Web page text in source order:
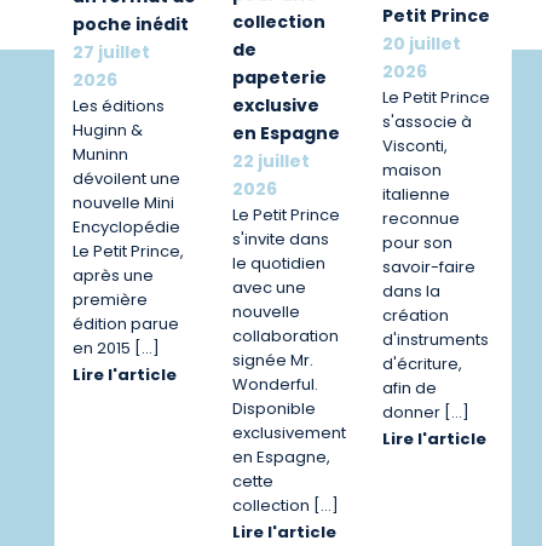
poche inédit
27 juillet
2026
Les éditions
Huginn &
Muninn
dévoilent une
nouvelle Mini
Encyclopédie
Le Petit Prince,
après une
première
édition parue
en 2015 […]
Lire l'article
collection
de
papeterie
exclusive
en Espagne
22 juillet
2026
Le Petit Prince
s'invite dans
le quotidien
avec une
nouvelle
collaboration
signée Mr.
Wonderful.
Disponible
exclusivement
en Espagne,
cette
collection […]
Lire l'article
Petit Prince
20 juillet
2026
Le Petit Prince
s'associe à
Visconti,
maison
italienne
reconnue
pour son
savoir-faire
dans la
création
d'instruments
d'écriture,
afin de
donner […]
Lire l'article